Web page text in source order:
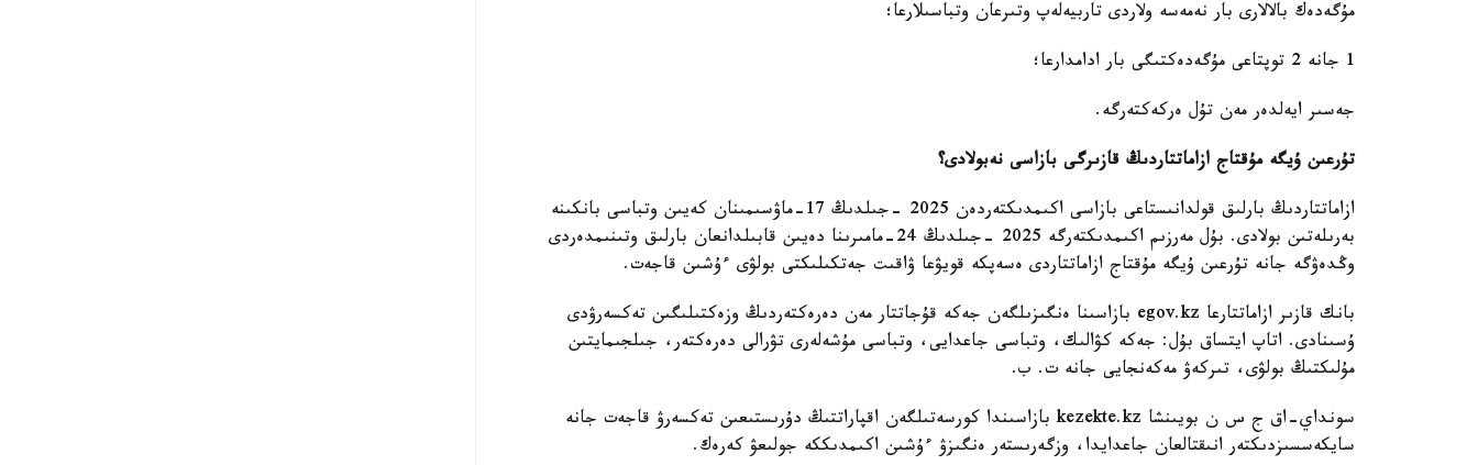
مۇگەدەك بالالارى بار نەمەسە ولاردى تاربيەلەپ وتىرعان وتباسىلارعا؛
1 جانە 2 توپتاعى مۇگەدەكتىگى بار ادامدارعا؛
جەسىر ايەلدەر مەن تۇل ەركەكتەرگە.
تۇرعىن ۇيگە مۇقتاج ازاماتتاردىڭ قازىرگى بازاسى نەبولادى؟
ازاماتتاردىڭ بارلىق قولدانىستاعى بازاسى اكىمدىكتەردەن 2025 -جىلدىڭ 17-ماۋسىمىنان كەيىن وتباسى بانكىنە
بەرىلەتىن بولادى. بۇل مەرزىم اكىمدىكتەرگە 2025 -جىلدىڭ 24-مامىرىنا دەيىن قابىلدانعان بارلىق وتىنىمدەردى
وڭدەۋگە جانە تۇرعىن ۇيگە مۇقتاج ازاماتتاردى ەسەپكە قويۋعا ۋاقىت جەتكىلىكتى بولۋى ءۇشىن قاجەت.
بانك قازىر ازاماتتارعا egov.kz بازاسىنا ەنگىزىلگەن جەكە قۇجاتتار مەن دەرەكتەردىڭ وزەكتىلىگىن تەكسەرۋدى
ۇسىنادى. اتاپ ايتساق بۇل: جەكە كۋالىك، وتباسى جاعدايى، وتباسى مۇشەلەرى تۋرالى دەرەكتەر، جىلجىمايتىن
مۇلىكتىڭ بولۋى، تىركەۋ مەكەنجايى جانە ت. ب.
سونداي-اق ج س ن بويىنشا kezekte.kz بازاسىندا كورسەتىلگەن اقپاراتتىڭ دۇرىستىعىن تەكسەرۋ قاجەت جانە
سايكەسسىزدىكتەر انىقتالعان جاعدايدا، وزگەرىستەر ەنگىزۋ ءۇشىن اكىمدىككە جولىعۋ كەرەك.